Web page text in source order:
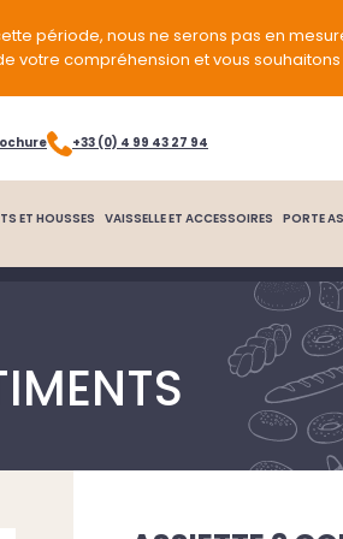
période, nous ne serons pas en
votre compréhension et vous
+33 (0) 4 99 43 27 94
ET HOUSSES VAISSELLE ET ACCESSOIRES PORTE